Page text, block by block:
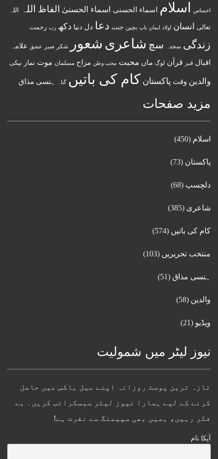
احساس اسلام اسماء الحسنى اسماء الحسنیٰ الفاظ اللہ اللہ
تعالی انسان اولاد ایمان باپ بچپن جنت دعا دل دنیا دکھ رب رحمت
زندگی سجدہ سچ شاعری شعور شکر صبر عشق علامہ
اقبال قبر قرآن لوگ ماں محبت محب وطن مزاح مسلمان موت نماز نیکی
والدین وقت پاکستان کام کی باتیں گناہ ہنسی مذاق
مزید صفحات
اسلام (450)
پاکستان (73)
دلچسپ (68)
شاعری (385)
کام کی باتیں (574)
منتخب تحریریں (103)
ہنسی مذاق (51)
والدین (58)
ویڈیو (21)
نیوز لیٹر میں شمولیت
تازہ ترین پوسٹ روزانہ اپنے میل باکس میں حاصل
کرنے کے لیے ہمارا نیوز لیٹر سبسکرائب کریں۔ بے
فکر رہیں، ہمیں بھی سپیمنگ سے نفرت ہے!
آپکا نام